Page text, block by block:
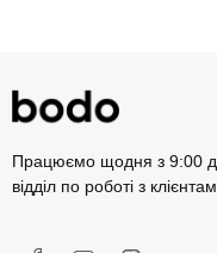
Працюємо щодня з 9:00
відділ по роботі з